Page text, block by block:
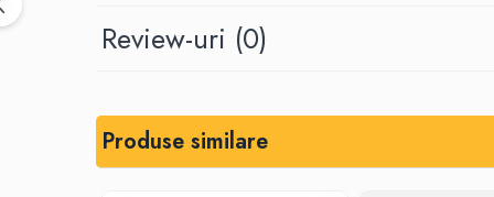
Placa cauciucare tamburi
Racleti benzi transportoare
Razuitoare lame zapada
Produse Siguranta Traficului
Review-uri (0)
Produse similare